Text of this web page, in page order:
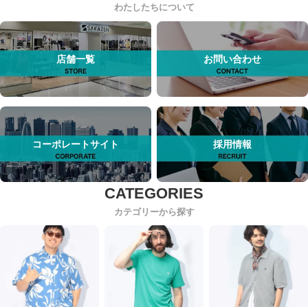
わたしたちについて
店舗一覧 お問い合わせ
コーポレートサイト 採用情報
カテゴリーから探す